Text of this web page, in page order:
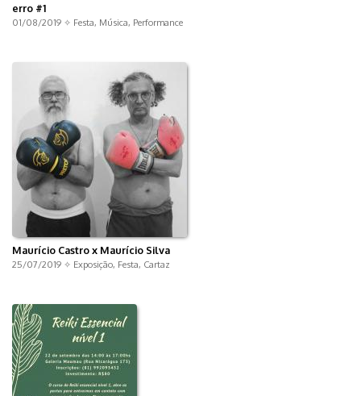
erro #1
01/08/2019 ✧ Festa, Música, Performance
Maurício Castro x Maurício Silva
25/07/2019 ✧ Exposição, Festa, Cartaz